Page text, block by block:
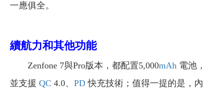
一應俱全。
續航力和其他功能
Zenfone 7與Pro版本，都配置5,000mAh 電池，
並支援 QC 4.0、 PD 快充技術；值得一提的是，內